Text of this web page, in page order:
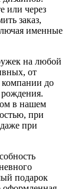
или через
заказ,
именные
на любой
от
компании до
в нашем
при
даже при
подарок